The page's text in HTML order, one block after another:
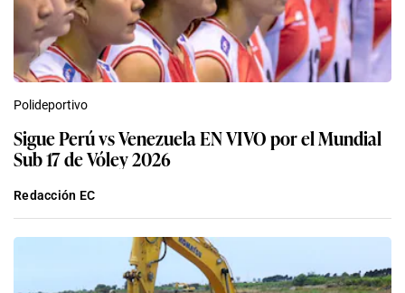
Polideportivo
Sigue Perú vs Venezuela EN VIVO por el Mundial
Sub 17 de Vóley 2026
Redacción EC